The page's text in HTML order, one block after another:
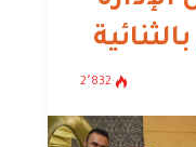
2٬832